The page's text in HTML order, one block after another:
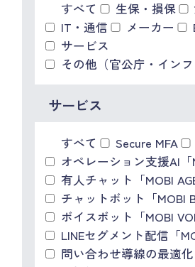
すべて 生保・損保
IT・通信
メーカー
サービス
その他（官公庁・インフ
サービス
すべて Secure MFA
オペレーション支援AI「
有人チャット「MOBI
チャットボット「MOBI
ボイスボット「MOBI
LINEセグメント配信「
問い合わせ導線の最適化